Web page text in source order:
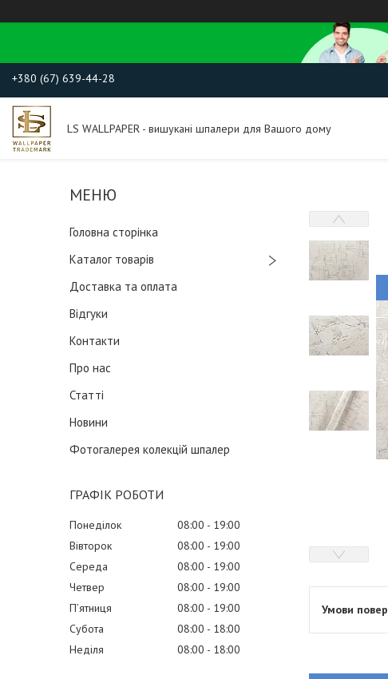
+380 (67) 639-44-28
LS WALLPAPER - вишукані шпалери для Вашого дому
Головна сторінка
Каталог товарів
Доставка та оплата
Відгуки
Контакти
Про нас
Статті
Новини
Фотогалерея колекцій шпалер
ГРАФІК РОБОТИ
Понеділок 08:00
19:00
Вівторок
08:00
19:00
Середа
08:00
19:00
Четвер
08:00
19:00
Пʼятниця
08:00
19:00
Субота
08:00
18:00
Неділя
08:00 18:00